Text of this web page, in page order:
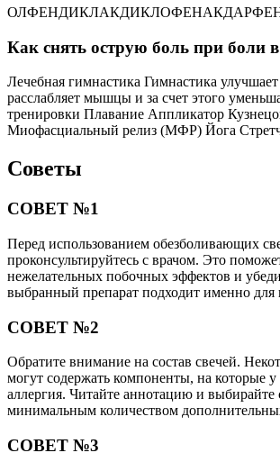
Как снять острую боль при боли
Лечебная гимнастика Гимнастика
расслабляет мышцы и за счет этого
тренировки Плавание Аппликатор
Миофасциальный релиз (МФР) Йога
Советы
СОВЕТ №1
Перед использованием обезболивающих
проконсультируйтесь с врачом. Это
нежелательных побочных эффектов и
выбранный препарат подходит именно для
СОВЕТ №2
Обратите внимание на состав свечей.
могут содержать компоненты, на которые
аллергия. Читайте аннотацию и выбирайте
минимальным количеством
СОВЕТ №3